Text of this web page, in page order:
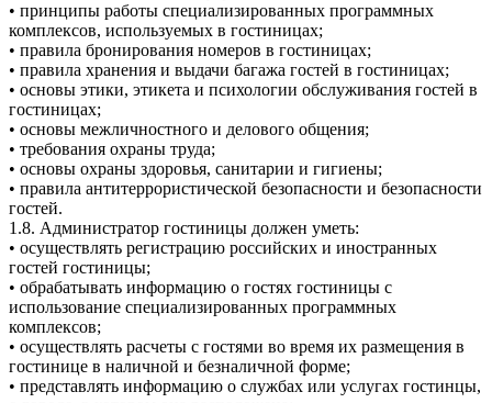
• принципы работы специализированных программных
комплексов, используемых в гостиницах;
• правила бронирования номеров в гостиницах;
• правила хранения и выдачи багажа гостей в гостиницах;
• основы этики, этикета и психологии обслуживания гостей в
гостиницах;
• основы межличностного и делового общения;
• требования охраны труда;
• основы охраны здоровья, санитарии и гигиены;
• правила антитеррористической безопасности и безопасности
гостей.
1.8. Администратор гостиницы должен уметь:
• осуществлять регистрацию российских и иностранных
гостей гостиницы;
• обрабатывать информацию о гостях гостиницы с
использование специализированных программных
комплексов;
• осуществлять расчеты с гостями во время их размещения в
гостинице в наличной и безналичной форме;
• представлять информацию о службах или услугах гостинцы,